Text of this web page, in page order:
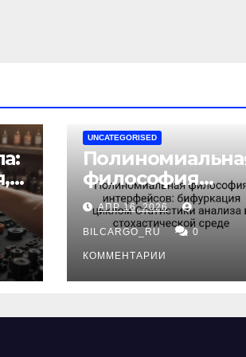
UNCATEGORISED
философия
интерфейсов:
бифуркация
циклом
Статистики
анализа в
среде
АПР 16, 2026
BILCARGO_RU 0
КОММЕНТАРИИ